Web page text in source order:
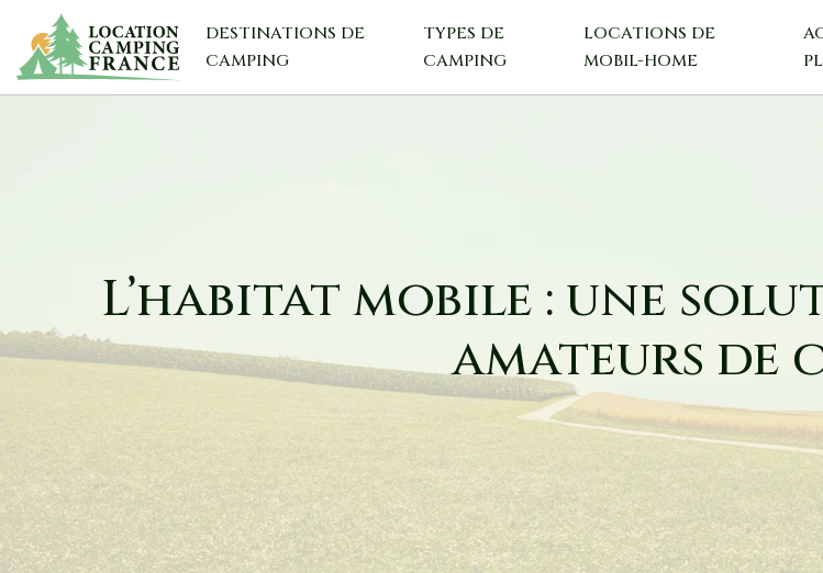
DESTINATIONS DE
CAMPING
TYPES DE
CAMPING
LOCATIONS DE
MOBIL-HOME
L’habitat mobile : une
amateurs de